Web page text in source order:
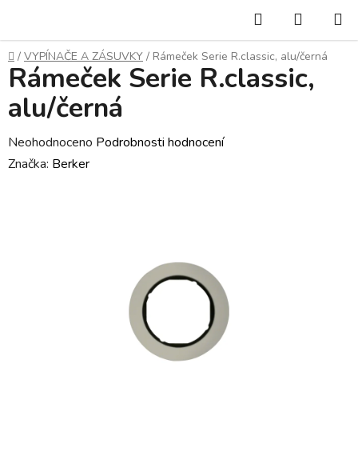
obsah
Hledat
KOŠÍK
Domů
/ VYPÍNAČE A ZÁSUVKY / Rámeček Serie R.classic, alu/černá
Rámeček Serie R.classic,
alu/černá
Průměrné
hodnocení
Neohodnoceno Podrobnosti hodnocení
Značka: Berker